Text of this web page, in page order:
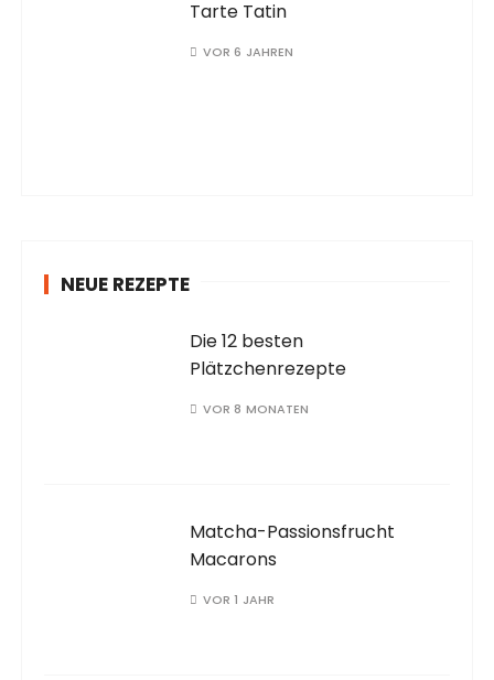
Tarte Tatin
VOR 6 JAHREN
NEUE REZEPTE
Die 12 besten
Plätzchenrezepte
VOR 8 MONATEN
Matcha-Passionsfrucht
Macarons
VOR 1 JAHR